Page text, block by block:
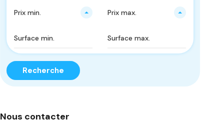
Prix ​​min. Prix ​​max.
Recherche
Nous contacter